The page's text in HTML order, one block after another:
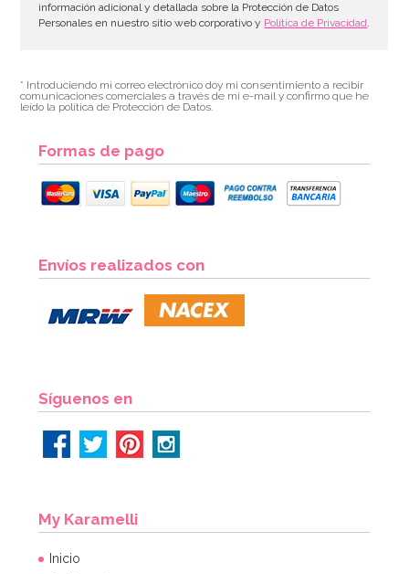
información adicional y detallada sobre la Protección de Datos
Personales en nuestro sitio web corporativo y Política de Privacidad.
* Introduciendo mi correo electrónico doy mi consentimiento a recibir
comunicaciones comerciales a través de mi e-mail y confirmo que he
leído la política de Protección de Datos.
Formas de pago
Envíos realizados con
Síguenos en
My Karamelli
Inicio